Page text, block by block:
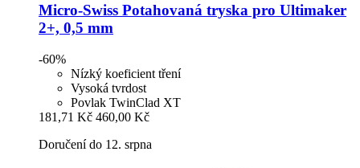
Micro-Swiss Potahovaná tryska pro Ultimaker
2+, 0,5 mm
-60%
Nízký koeficient tření
Vysoká tvrdost
Povlak TwinClad XT
181,71 Kč 460,00 Kč
Doručení do 12. srpna